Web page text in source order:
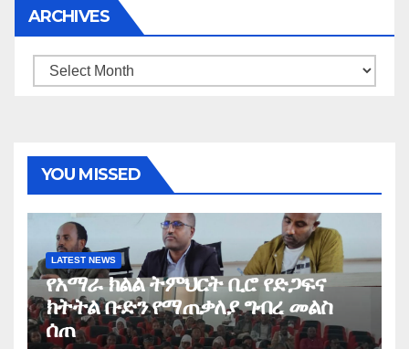
ARCHIVES
Archives
YOU MISSED
LATEST NEWS
የአማራ ክልል ትምህርት ቢሮ የድጋፍና
ክትትል ቡድን የማጠቃለያ ግብረ መልስ
ሰጠ